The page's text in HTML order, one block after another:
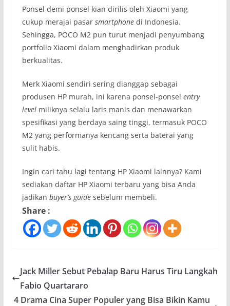
Ponsel demi ponsel kian dirilis oleh Xiaomi yang
cukup merajai pasar smartphone di Indonesia.
Sehingga, POCO M2 pun turut menjadi penyumbang
portfolio Xiaomi dalam menghadirkan produk
berkualitas.
Merk Xiaomi sendiri sering dianggap sebagai
produsen HP murah, ini karena ponsel-ponsel entry
levelmiliknya selalu laris manis dan menawarkan
spesifikasi yang berdaya saing tinggi, termasuk POCO
M2 yang performanya kencang serta baterai yang
sulit habis.
Ingin cari tahu lagi tentang HP Xiaomi lainnya? Kami
sediakan daftar HP Xiaomi terbaru yang bisa Anda
jadikan buyer’s guidesebelum membeli.
Share :
Jack Miller Sebut Pebalap Baru Harus Tiru Langkah
Fabio Quartararo
4 Drama Cina Super Populer yang Bisa Bikin Kamu